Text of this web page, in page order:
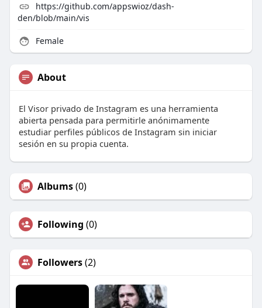
https://github.com/appswioz/dash-
den/blob/main/vis
Female
About
El Visor privado de Instagram es una herramienta
abierta pensada para permitirle anónimamente
estudiar perfiles públicos de Instagram sin iniciar
sesión en su propia cuenta.
Albums(0)
Following (0)
Followers(2)